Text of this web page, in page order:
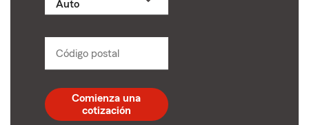
Código postal
postal
de
5
Comienza una
cotización